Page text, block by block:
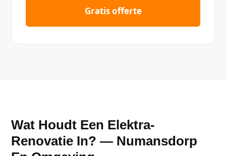
Gratis offerte
Wat Houdt Een Elektra-
Renovatie In? — Numansdorp